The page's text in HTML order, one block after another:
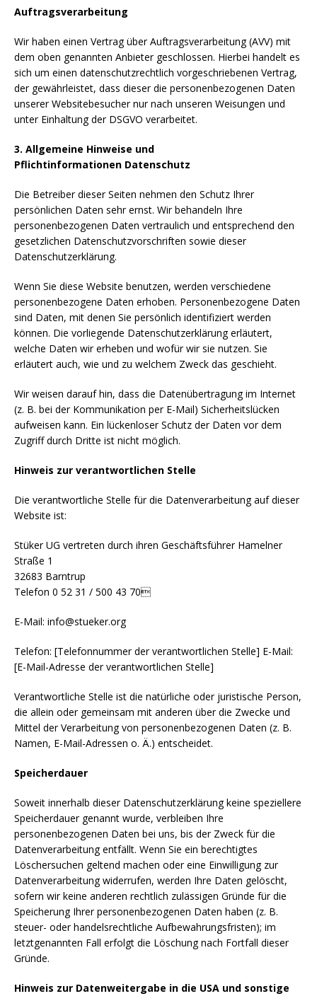
Auftragsverarbeitung
Wir haben einen Vertrag über Auftragsverarbeitung (AVV) mit
dem oben genannten Anbieter geschlossen. Hierbei handelt es
sich um einen datenschutzrechtlich vorgeschriebenen Vertrag,
der gewährleistet, dass dieser die personenbezogenen Daten
unserer Websitebesucher nur nach unseren Weisungen und
unter Einhaltung der DSGVO verarbeitet.
3. Allgemeine Hinweise und
Pflichtinformationen Datenschutz
Die Betreiber dieser Seiten nehmen den Schutz Ihrer
persönlichen Daten sehr ernst. Wir behandeln Ihre
personenbezogenen Daten vertraulich und entsprechend den
gesetzlichen Datenschutzvorschriften sowie dieser
Datenschutzerklärung.
Wenn Sie diese Website benutzen, werden verschiedene
personenbezogene Daten erhoben. Personenbezogene Daten
sind Daten, mit denen Sie persönlich identifiziert werden
können. Die vorliegende Datenschutzerklärung erläutert,
welche Daten wir erheben und wofür wir sie nutzen. Sie
erläutert auch, wie und zu welchem Zweck das geschieht.
Wir weisen darauf hin, dass die Datenübertragung im Internet
(z. B. bei der Kommunikation per E-Mail) Sicherheitslücken
aufweisen kann. Ein lückenloser Schutz der Daten vor dem
Zugriff durch Dritte ist nicht möglich.
Hinweis zur verantwortlichen Stelle
Die verantwortliche Stelle für die Datenverarbeitung auf dieser
Website ist:
Stüker UG vertreten durch ihren Geschäftsführer Hamelner
Straße 1
32683 Barntrup
Telefon 0 52 31 / 500 43 70
E-Mail: info@stueker.org
Telefon: [Telefonnummer der verantwortlichen Stelle] E-Mail:
[E-Mail-Adresse der verantwortlichen Stelle]
Verantwortliche Stelle ist die natürliche oder juristische Person,
die allein oder gemeinsam mit anderen über die Zwecke und
Mittel der Verarbeitung von personenbezogenen Daten (z. B.
Namen, E-Mail-Adressen o. Ä.) entscheidet.
Speicherdauer
Soweit innerhalb dieser Datenschutzerklärung keine speziellere
Speicherdauer genannt wurde, verbleiben Ihre
personenbezogenen Daten bei uns, bis der Zweck für die
Datenverarbeitung entfällt. Wenn Sie ein berechtigtes
Löschersuchen geltend machen oder eine Einwilligung zur
Datenverarbeitung widerrufen, werden Ihre Daten gelöscht,
sofern wir keine anderen rechtlich zulässigen Gründe für die
Speicherung Ihrer personenbezogenen Daten haben (z. B.
steuer- oder handelsrechtliche Aufbewahrungsfristen); im
letztgenannten Fall erfolgt die Löschung nach Fortfall dieser
Gründe.
Hinweis zur Datenweitergabe in die USA und sonstige